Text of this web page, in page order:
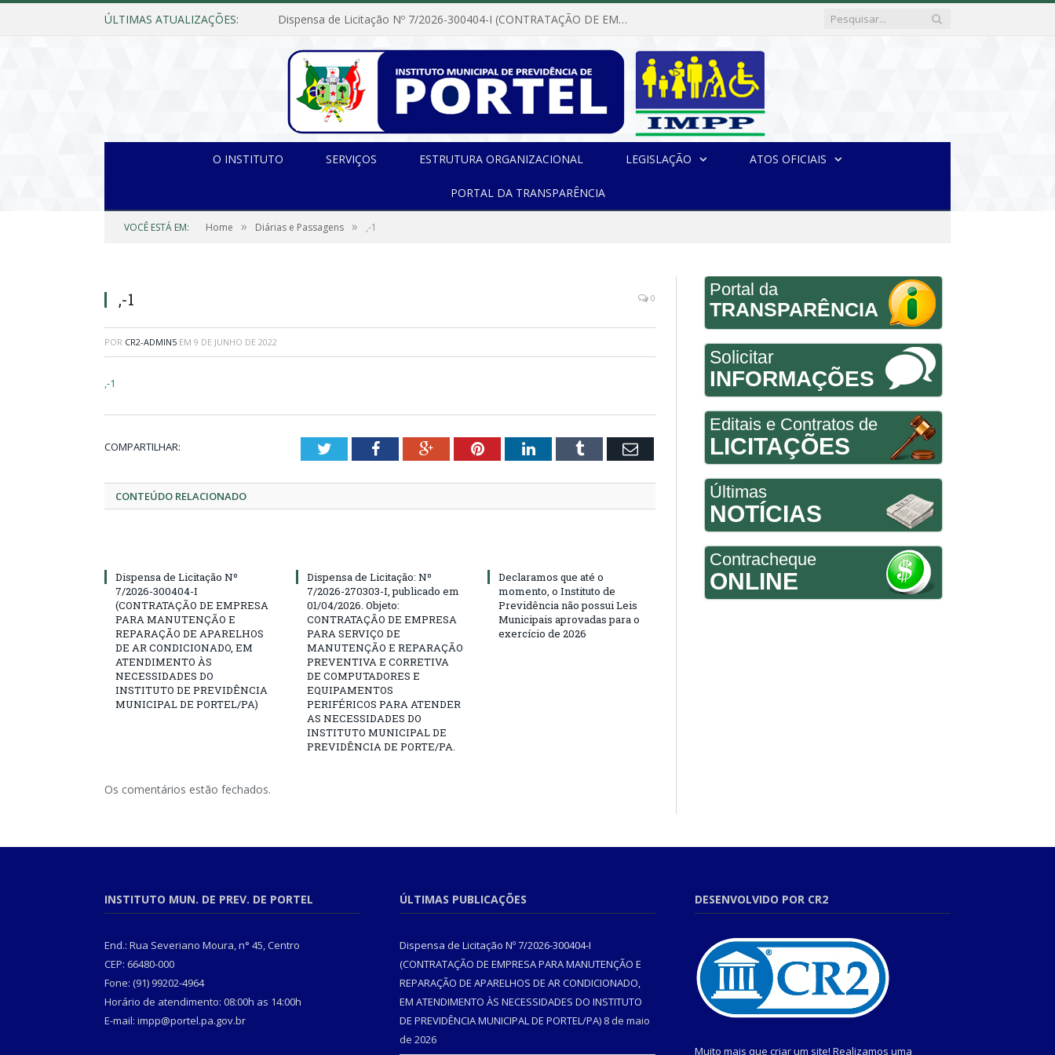
ÚLTIMAS ATUALIZAÇÕES: Dispensa de Licitação Nº 7/2026-300404-I (CONTRATAÇÃO DE EMPRESA PARA MANUTENÇÃO E REPARAÇÃO DE APARELHOS DE AR CONDICIONADO, EM ATENDIMENTO ÀS NECESSIDADES DO INSTITUTO DE PREVIDÊNCIA MUNICIPAL DE PORTEL/PA)
O INSTITUTO SERVIÇOS ESTRUTURA ORGANIZACIONAL LEGISLAÇÃO ATOS OFICIAIS
PORTAL DA TRANSPARÊNCIA
VOCÊ ESTÁ EM: Home » Diárias e Passagens » ,-1
,-1 0
POR CR2-ADMIN5 EM 9 DE JUNHO DE 2022
,-1
COMPARTILHAR: TwitterFacebookGoogle+PinterestLinkedInTumblr Email
CONTEÚDO RELACIONADO
Dispensa de Licitação Nº
7/2026-300404-I
(CONTRATAÇÃO DE EMPRESA
PARA MANUTENÇÃO E
REPARAÇÃO DE APARELHOS
DE AR CONDICIONADO, EM
ATENDIMENTO ÀS
NECESSIDADES DO
INSTITUTO DE PREVIDÊNCIA
MUNICIPAL DE PORTEL/PA)
Dispensa de Licitação: Nº
7/2026-270303-I, publicado em
01/04/2026. Objeto:
CONTRATAÇÃO DE EMPRESA
PARA SERVIÇO DE
MANUTENÇÃO E REPARAÇÃO
PREVENTIVA E CORRETIVA
DE COMPUTADORES E
EQUIPAMENTOS
PERIFÉRICOS PARA ATENDER
AS NECESSIDADES DO
INSTITUTO MUNICIPAL DE
PREVIDÊNCIA DE PORTE/PA.
Declaramos que até o
momento, o Instituto de
Previdência não possui Leis
Municipais aprovadas para o
exercício de 2026
Os comentários estão fechados.
Portal da
TRANSPARÊNCIA
Solicitar
INFORMAÇÕES
Editais e Contratos de
LICITAÇÕES
Últimas
NOTÍCIAS
Contracheque
ONLINE
INSTITUTO MUN. DE PREV. DE PORTEL
End.: Rua Severiano Moura, n° 45, Centro
CEP: 66480-000
Fone: (91) 99202-4964
Horário de atendimento: 08:00h as 14:00h
E-mail: impp@portel.pa.gov.br
ÚLTIMAS PUBLICAÇÕES
Dispensa de Licitação Nº 7/2026-300404-I
(CONTRATAÇÃO DE EMPRESA PARA MANUTENÇÃO E
REPARAÇÃO DE APARELHOS DE AR CONDICIONADO,
EM ATENDIMENTO ÀS NECESSIDADES DO INSTITUTO
DE PREVIDÊNCIA MUNICIPAL DE PORTEL/PA) 8 de maio
de 2026
DESENVOLVIDO POR CR2
Muito mais que criar um site! Realizamos uma